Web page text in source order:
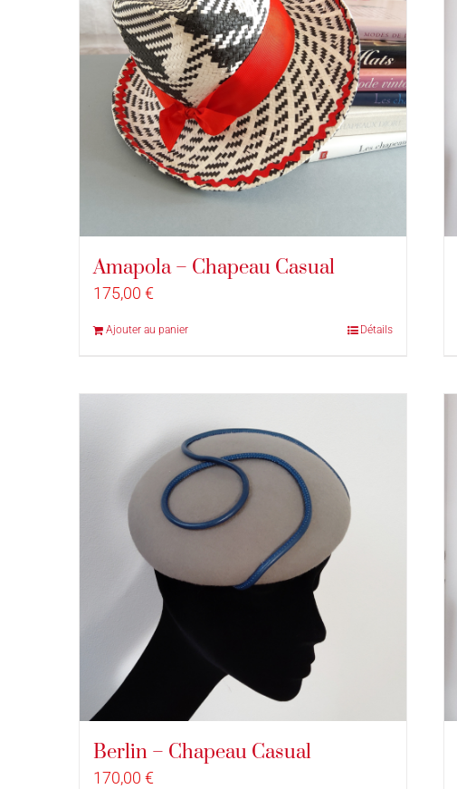
Amapola – Chapeau Casual
175,00 €
Ajouter au panier Détails
Berlin – Chapeau Casual
170,00 €